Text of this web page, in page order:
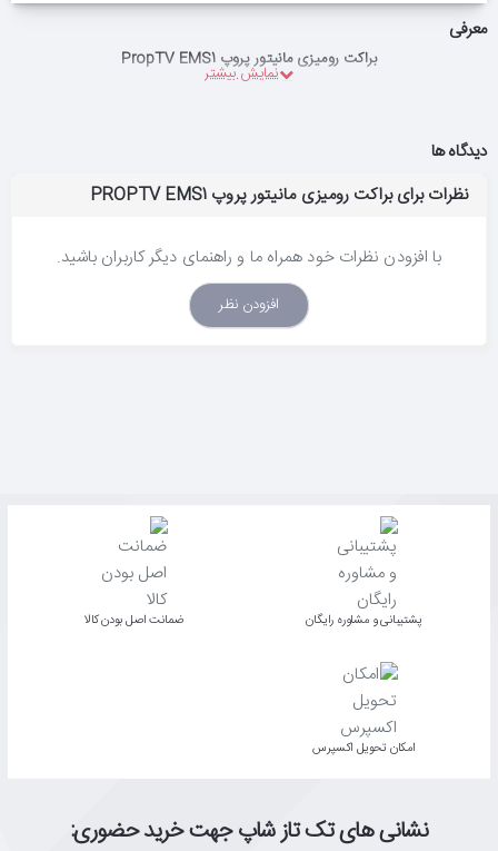
معرفی
براکت رومیزی مانیتور پروپ PropTV EMS1
دیدگاه ها
نظرات برای براکت رومیزی مانیتور پروپ PROPTV EMS1
با افزودن نظرات خود همراه ما و راهنمای دیگر کاربران باشید.
افزودن نظر
پشتیبانی و مشاوره رایگان ﺿﻤﺎﻧﺖ اﺻﻞ ﺑﻮدن ﮐﺎﻟﺎ
اﻣﮑﺎن ﺗﺤﻮﯾﻞ اﮐﺴﭙﺮس
نشانی های تک تاز شاپ جهت خرید حضوری: